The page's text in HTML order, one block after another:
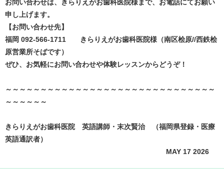
お問い合わせは、きらりえがお歯科医院様まで、お電話にてお願い
申し上げます。
【お問い合わせ先】
福岡 092-566-1711 きらりえがお歯科医院様（南区桧原//西鉄桧
原営業所そばです）
ぜひ、お気軽にお問い合わせや体験レッスンからどうぞ！
～～～～～～～～～～～～～～～～～～～～～～～～～～～～～～
～～～～～～
きらりえがお歯科医院 英語講師・末次賢治 （福岡県登録・医療
英語通訳者）
MAY 17 2026